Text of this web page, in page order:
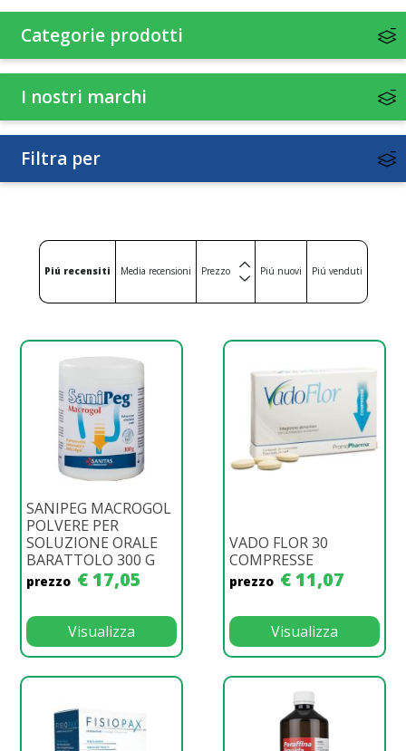
Stipsi e transito intestinale
Digestivi
Drenanti
Categorie prodotti
I nostri marchi
Filtra per
Piú recensiti Media recensioni Prezzo Piú nuovi Piú venduti
SANIPEG MACROGOL
POLVERE PER
SOLUZIONE ORALE
BARATTOLO 300 G
prezzo € 17,05
Visualizza
VADO FLOR 30
COMPRESSE
prezzo € 11,07
Visualizza